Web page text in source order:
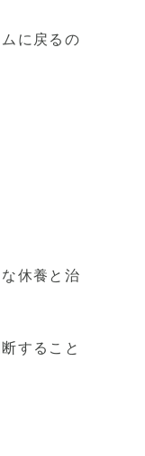
に戻るの
休養と治
すること